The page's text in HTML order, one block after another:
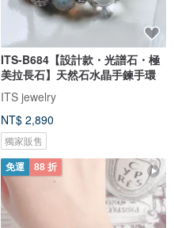
ITS-B684【設計款・光譜石・極
美拉長石】天然石水晶手鍊手環
ITS jewelry
NT$ 2,890
獨家販售
免運 88 折